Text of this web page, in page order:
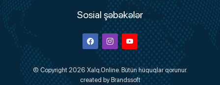
Sosial şəbəkələr
FacebookInstagramYoutube
© Copyright 2026 Xalq.Online. Bütün hüquqlar qorunur.
created by Brandssoft